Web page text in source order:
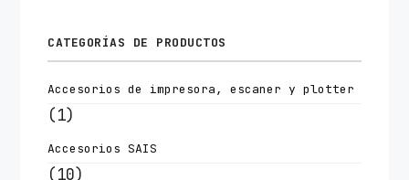
CATEGORÍAS DE PRODUCTOS
Accesorios de impresora, escaner y plotter
(1)
Accesorios SAIS
(10)